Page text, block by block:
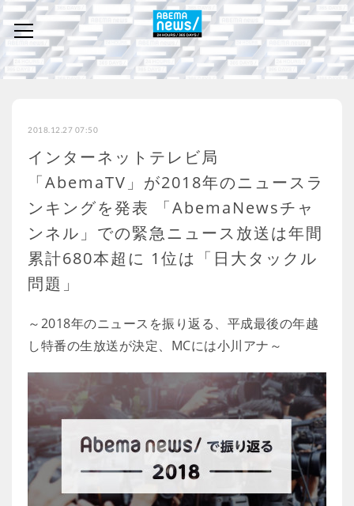
2018.12.27 07:50
インターネットテレビ局
「AbemaTV」が2018年のニュースラ
ンキングを発表 「AbemaNewsチャ
ンネル」での緊急ニュース放送は年間
累計680本超に 1位は「日大タックル
問題」
～2018年のニュースを振り返る、平成最後の年越
し特番の生放送が決定、MCには小川アナ～